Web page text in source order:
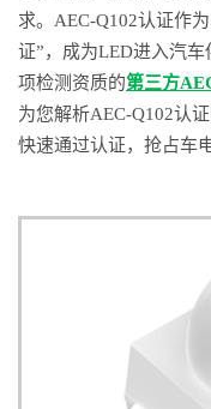
求。AEC-Q102认证作
证”，成为LED进入汽
项检测资质的第三方
为您解析AEC-Q102认
快速通过认证，抢占车